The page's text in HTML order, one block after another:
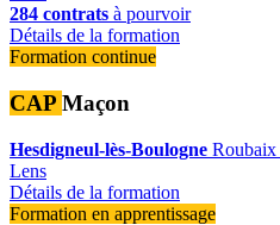
284 contrats à pourvoir
Détails de la formation
Formation continue
CAP Maçon
Hesdigneul-lès-Boulogne Roubaix
Lens
Détails de la formation
Formation en apprentissage